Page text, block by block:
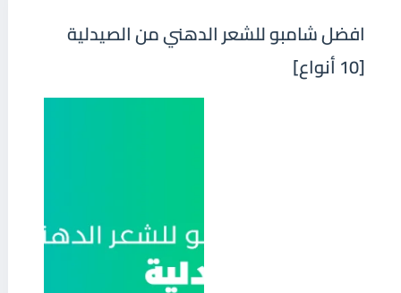
افضل شامبو للشعر الدهني من الصيدلية
[10 أنواع]